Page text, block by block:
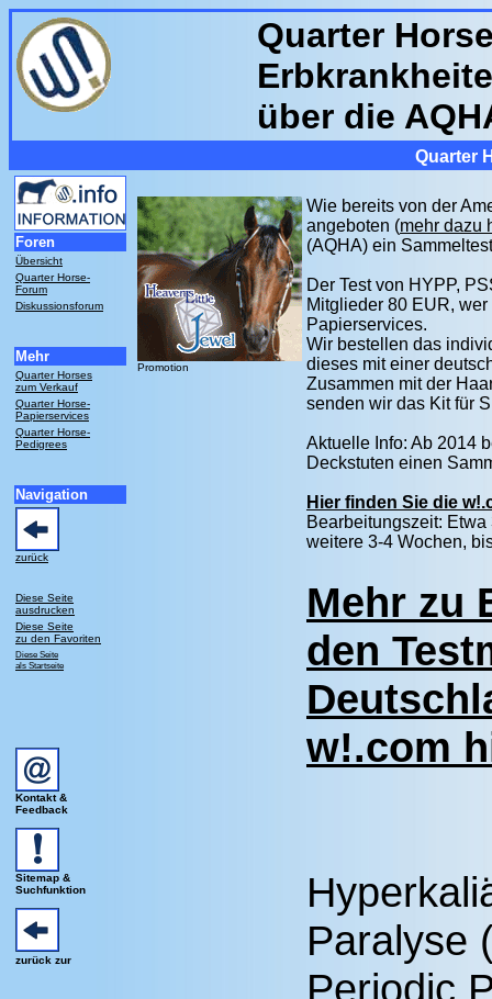
Quarter
über die
Quarter
Foren
Übersicht
Quarter Horse-
Forum
Diskussionsforum
Mehr
Quarter Horses
zum Verkauf
Quarter Horse-
Papierservices
Quarter Horse-
Pedigrees
Navigation
zurück
Diese Seite
ausdrucken
Diese Seite
zu den Favoriten
Diese Seite
als Startseite
Kontakt &
Feedback
Sitemap &
Suchfunktion
zurück zur
Promotion
Wie bereits von der
angeboten (mehr dazu
(AQHA) ein
Der Test von HYPP,
Mitglieder 80 EUR,
Papierservices.
Wir bestellen das
dieses mit einer
Zusammen mit der
senden wir das Kit für
Aktuelle Info: Ab 2014
Deckstuten einen
Hier finden Sie die
Bearbeitungszeit:
weitere 3-4 Wochen,
Mehr zu
den
w!.com
Paralyse
Periodic